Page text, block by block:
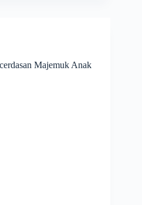
Majemuk Anak